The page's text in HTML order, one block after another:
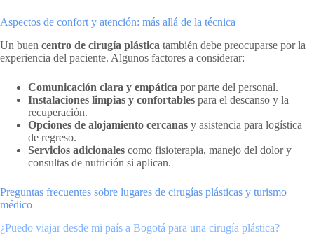
Aspectos de confort y atención: más allá de la técnica
Un buen centro de cirugía plástica también debe preocuparse por la
experiencia del paciente. Algunos factores a considerar:
Comunicación clara y empática por parte del personal.
Instalaciones limpias y confortables para el descanso y la
recuperación.
Opciones de alojamiento cercanas y asistencia para logística
de regreso.
Servicios adicionales como fisioterapia, manejo del dolor y
consultas de nutrición si aplican.
Preguntas frecuentes sobre lugares de cirugías plásticas y turismo
médico
¿Puedo viajar desde mi país a Bogotá para una cirugía plástica?